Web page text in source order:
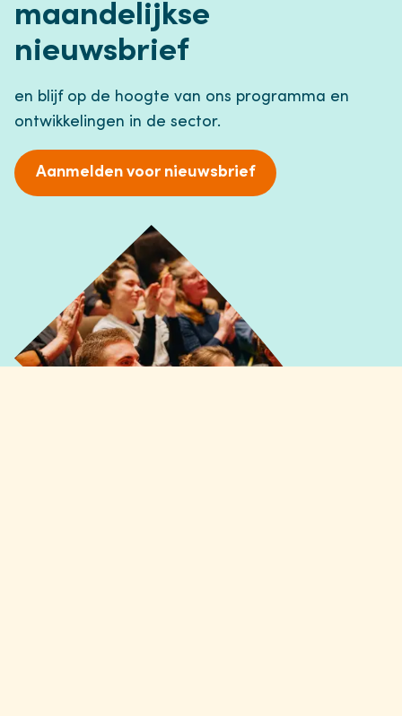
maandelijkse
nieuwsbrief
en blijf op de hoogte van ons programma en
ontwikkelingen in de sector.
Aanmelden voor nieuwsbrief